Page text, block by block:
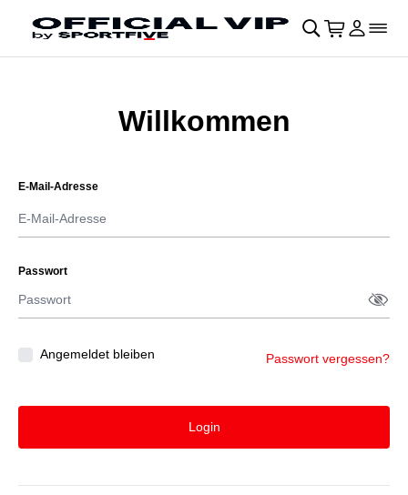
Navigation überspringen􀄫
􀊫 􀍩 Login
􀉩􀌇
Willkommen
E-Mail-Adresse
Passwort
􀋯
Angemeldet bleiben Passwort vergessen?
Login